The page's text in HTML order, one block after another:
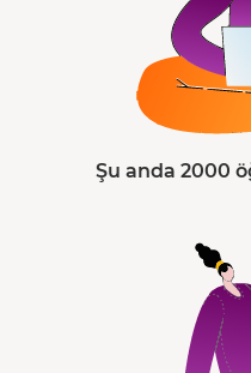
Şu anda 2000